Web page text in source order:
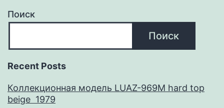
Поиск
Поиск
Recent Posts
Коллекционная модель LUAZ-969M hard top
beige 1979